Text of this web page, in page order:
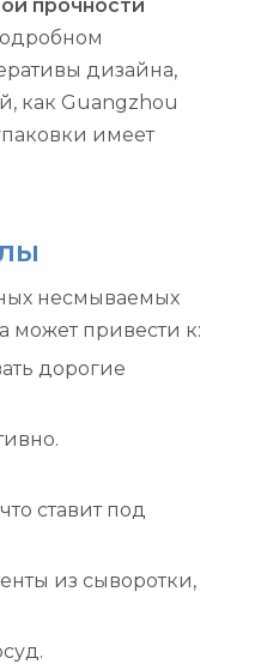
прочности
дизайна,
как Guangzhou
имеет
несмываемых
может привести к:
дорогие
ставит под
из сыворотки,